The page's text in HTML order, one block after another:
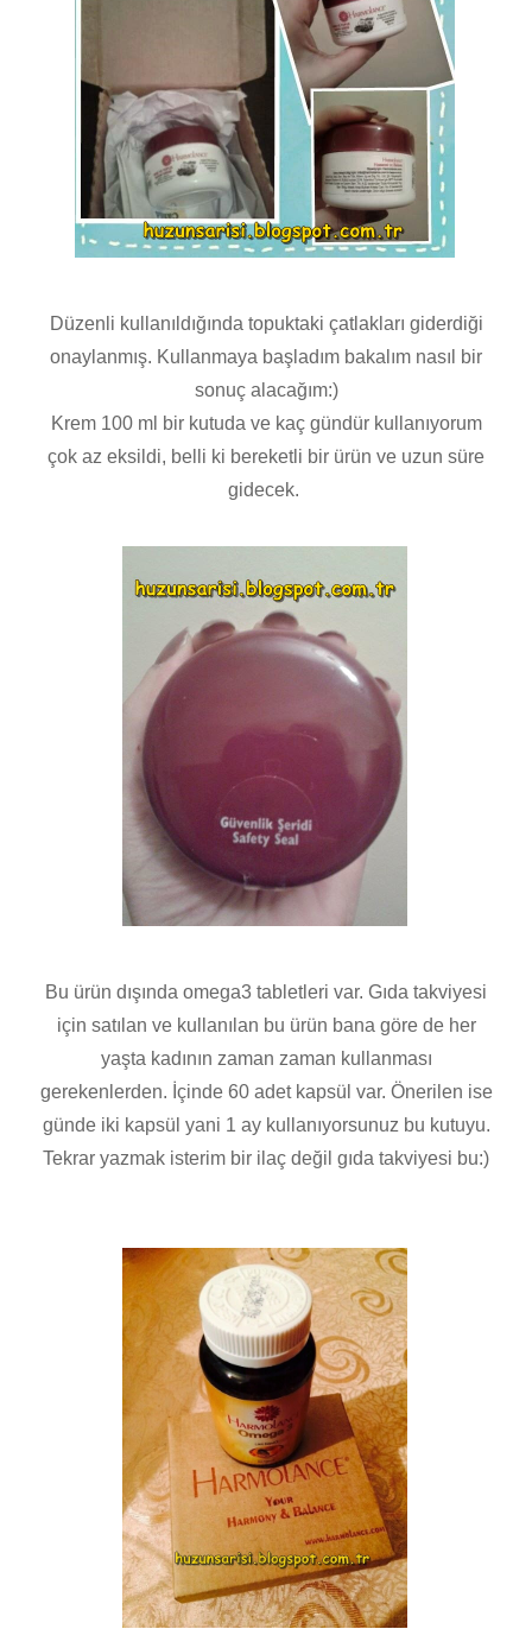
Düzenli kullanıldığında topuktaki çatlakları giderdiği
onaylanmış. Kullanmaya başladım bakalım nasıl bir
sonuç alacağım:)
Krem 100 ml bir kutuda ve kaç gündür kullanıyorum
çok az eksildi, belli ki bereketli bir ürün ve uzun süre
gidecek.
Bu ürün dışında omega3 tabletleri var. Gıda takviyesi
için satılan ve kullanılan bu ürün bana göre de her
yaşta kadının zaman zaman kullanması
gerekenlerden. İçinde 60 adet kapsül var. Önerilen ise
günde iki kapsül yani 1 ay kullanıyorsunuz bu kutuyu.
Tekrar yazmak isterim bir ilaç değil gıda takviyesi bu:)